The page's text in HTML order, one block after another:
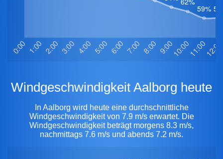
Windgeschwindigkeit Aalborg heute
In Aalborg wird heute eine durchschnittliche
Windgeschwindigkeit von 7.9 m/s erwartet. Die
Windgeschwindigkeit beträgt morgens 8.3 m/s,
nachmittags 7.6 m/s und abends 7.2 m/s.